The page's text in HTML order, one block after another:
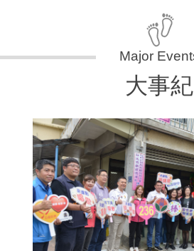
大事紀